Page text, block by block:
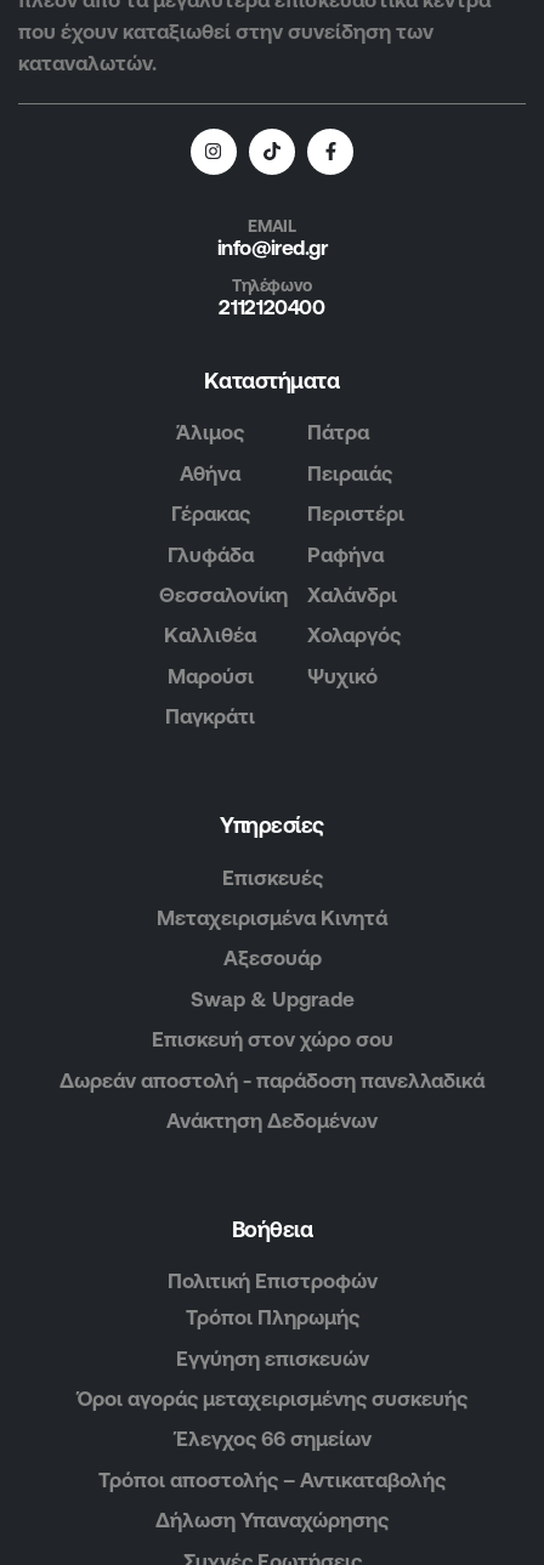
που έχουν καταξιωθεί στην συνείδηση των
καταναλωτών.
EMAIL
info@ired.gr
Τηλέφωνο
2112120400
Καταστήματα
Άλιμος
Αθήνα
Γέρακας
Γλυφάδα
Θεσσαλονίκη
Καλλιθέα
Μαρούσι
Παγκράτι
Πάτρα
Πειραιάς
Περιστέρι
Ραφήνα
Χαλάνδρι
Χολαργός
Ψυχικό
Υπηρεσίες
Επισκευές
Μεταχειρισμένα Κινητά
Αξεσουάρ
Swap & Upgrade
Επισκευή στον χώρο σου
Δωρεάν αποστολή - παράδοση πανελλαδικά
Ανάκτηση Δεδομένων
Βοήθεια
Πολιτική Επιστροφών
Τρόποι Πληρωμής
Εγγύηση επισκευών
Όροι αγοράς μεταχειρισμένης συσκευής
Έλεγχος 66 σημείων
Τρόποι αποστολής – Αντικαταβολής
Δήλωση Υπαναχώρησης